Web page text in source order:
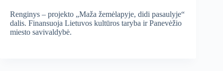
Renginys – projekto „Maža žemėlapyje, didi pasaulyje“
dalis. Finansuoja Lietuvos kultūros taryba ir Panevėžio
miesto savivaldybė.